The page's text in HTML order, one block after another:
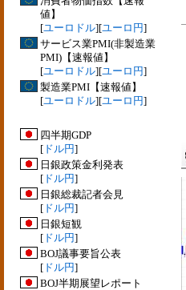
値】
[ユーロドル][ユーロ円]
サービス業PMI(非製造業
PMI)【速報値】
[ユーロドル][ユーロ円]
製造業PMI【速報値】
[ユーロドル][ユーロ円]
四半期GDP
[ ドル円]
日銀政策金利発表
[ ドル円]
日銀総裁記者会見
[ ドル円]
日銀短観
[ ドル円]
BOJ議事要旨公表
[ ドル円]
BOJ半期展望レポート